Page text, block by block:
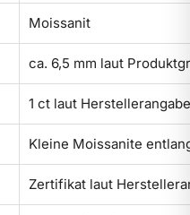
Moissanit
ca. 6,5 mm laut
1 ct laut Herstellerangabe
Kleine Moissanite
Zertifikat laut